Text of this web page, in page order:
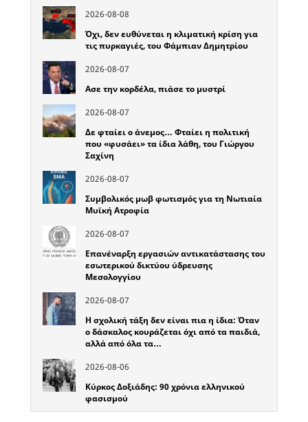
2026-08-08
Όχι, δεν ευθύνεται η κλιματική κρίση για
τις πυρκαγιές, του Φάμπιαν Δημητρίου
2026-08-07
Ασε την κορδέλα, πιάσε το μυστρί
2026-08-07
Δε φταίει ο άνεμος… Φταίει η πολιτική
που «φυσάει» τα ίδια λάθη, του Γιώργου
Σαχίνη
2026-08-07
Συμβολικός μωβ φωτισμός για τη Νωτιαία
Μυϊκή Ατροφία
2026-08-07
Επανέναρξη εργασιών αντικατάστασης του
εσωτερικού δικτύου ύδρευσης
Μεσολογγίου
2026-08-07
Η σχολική τάξη δεν είναι πια η ίδια: Όταν
ο δάσκαλος κουράζεται όχι από τα παιδιά,
αλλά από όλα τα…
2026-08-06
Κύρκος Δοξιάδης: 90 χρόνια ελληνικού
φασισμού